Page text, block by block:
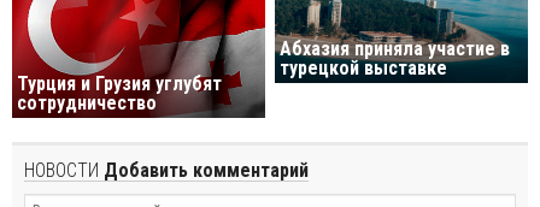
Турция и Грузия углубят
сотрудничество
Абхазия приняла участие в
турецкой выставке
НОВОСТИ Добавить комментарий